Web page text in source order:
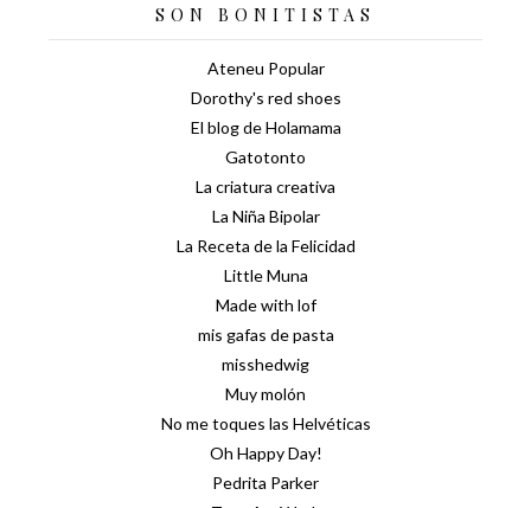
SON BONITISTAS
Ateneu Popular
Dorothy's red shoes
El blog de Holamama
Gatotonto
La criatura creativa
La Niña Bipolar
La Receta de la Felicidad
Little Muna
Made with lof
mis gafas de pasta
misshedwig
Muy molón
No me toques las Helvéticas
Oh Happy Day!
Pedrita Parker